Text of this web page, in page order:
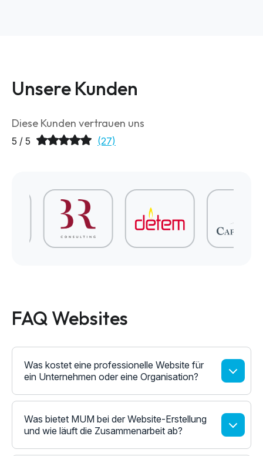
Unsere Kunden
Diese Kunden vertrauen uns
5 / 5 (27)
FAQ Websites
Was kostet eine professionelle Website für
ein Unternehmen oder eine Organisation?
Was bietet MUM bei der Website-Erstellung
und wie läuft die Zusammenarbeit ab?